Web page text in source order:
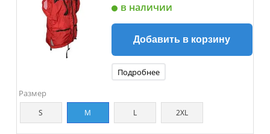
в наличии
Добавить в корзину
Подробнее
Размер
S M L 2XL